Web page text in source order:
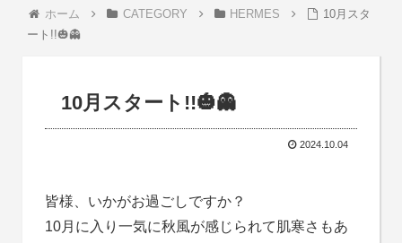
ホーム CATEGORY HERMES
10月スタ
ート!!🎃👻
10月スタート!!🎃👻
2024.10.04
皆様、いかがお過ごしですか？
10月に入り一気に秋風が感じられて肌寒さもあ